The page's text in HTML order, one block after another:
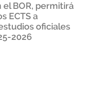
BOR, permitirá
ECTS a
oficiales
2026